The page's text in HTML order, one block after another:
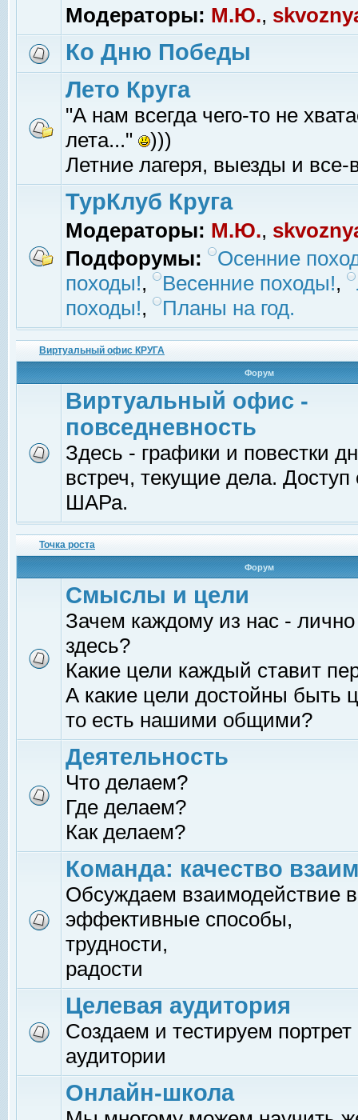
Модераторы: М.Ю.,
Ко Дню Победы
Лето Круга
"А нам всегда чего-то не
лета..."
)))
Летние лагеря, выезды и все-
ТурКлуб Круга
Модераторы: М.Ю.,
Подфорумы:
Осенние
походы!, Весенние походы!,
походы!, Планы на год.
Виртуальный офис КРУГА
Форум
Виртуальный офис -
повседневность
Здесь - графики и повестки
встреч, текущие дела.
ШАРа.
Точка роста
Форум
Смыслы и цели
Зачем каждому из нас -
здесь?
Какие цели каждый ставит
А какие цели достойны быть
то есть нашими общими?
Деятельность
Что делаем?
Где делаем?
Как делаем?
Команда: качество
Обсуждаем взаимодействие
эффективные способы,
трудности,
радости
Целевая аудитория
Создаем и тестируем
аудитории
Онлайн-школа